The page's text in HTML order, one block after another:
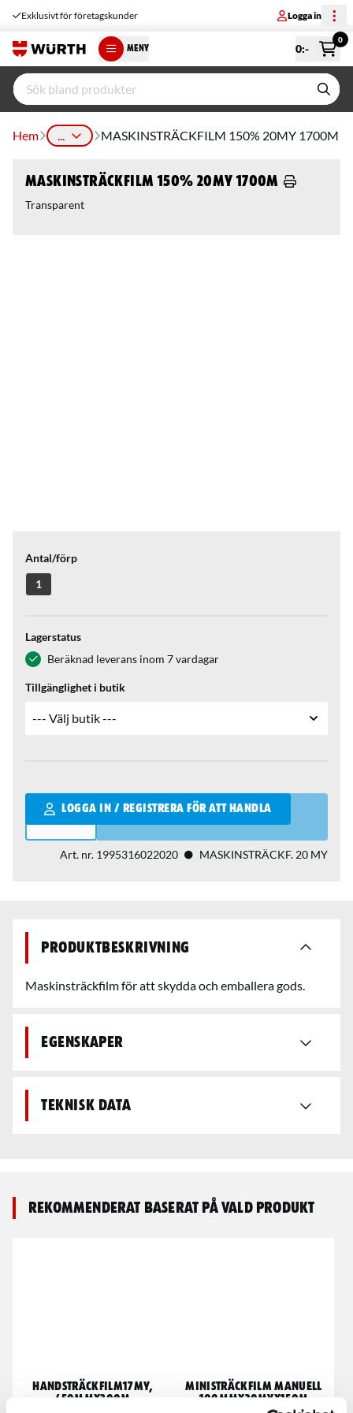
Exklusivt för företagskunder Logga in
MENY 0:-
0
Hem ... MASKINSTRÄCKFILM 150% 20MY 1700M
MASKINSTRÄCKFILM 150% 20MY 1700M
Antal/förp
1
Lagerstatus
Beräknad leverans inom 7 vardagar
Tillgänglighet i butik
LOGGA IN / REGISTRERA FÖR ATT HANDLA
Qantity
Art. nr. 1995316022020 MASKINSTRÄCKF. 20 MY
Produktbeskrivning
Maskinsträckfilm för att skydda och emballera gods.
Egenskaper
Teknisk data
Rekommenderat baserat på vald produkt
HANDSTRÄCKFILM17MY,
450MMX300M
MINISTRÄCKFILM MANUELL
100MMX20MYX150M